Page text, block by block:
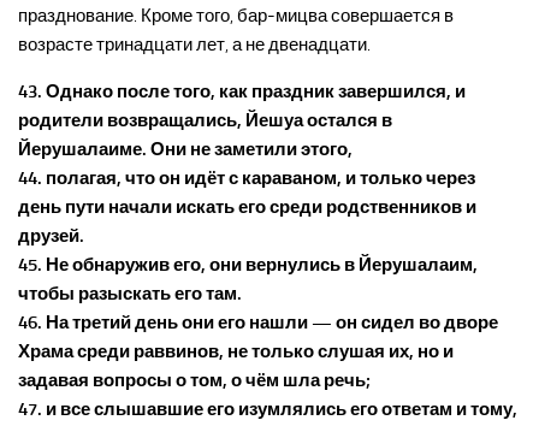
празднование. Кроме того, бар-мицва совершается в
возрасте тринадцати лет, а не двенадцати.
43. Однако после того, как праздник завершился, и
родители возвращались, Йешуа остался в
Йерушалаиме. Они не заметили этого,
44. полагая, что он идёт с караваном, и только через
день пути начали искать его среди родственников и
друзей.
45. Не обнаружив его, они вернулись в Йерушалаим,
чтобы разыскать его там.
46. На третий день они его нашли — он сидел во дворе
Храма среди раввинов, не только слушая их, но и
задавая вопросы о том, о чём шла речь;
47. и все слышавшие его изумлялись его ответам и тому,